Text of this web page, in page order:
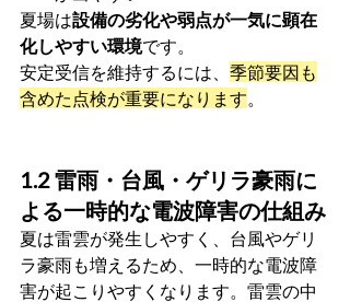
夏場は設備の劣化や弱点が一気に顕在
化しやすい環境です。
安定受信を維持するには、 季節要因も
含めた点検が重要になります。
1.2 雷雨・台風・ゲリラ豪雨に
よる一時的な電波障害の仕組み
夏は雷雲が発生しやすく、台風やゲリ
ラ豪雨も増えるため、一時的な電波障
害が起こりやすくなります。雷雲の中